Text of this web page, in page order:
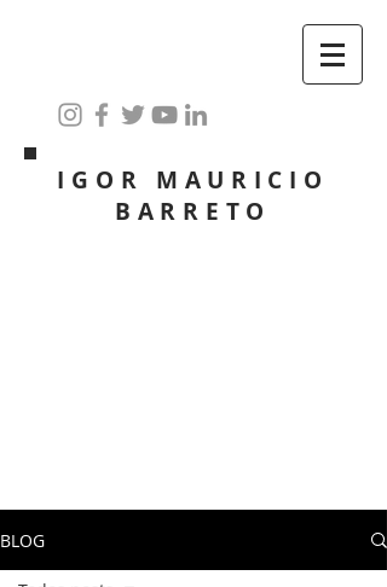
IGOR MAURICIO
BARRETO
BLOG